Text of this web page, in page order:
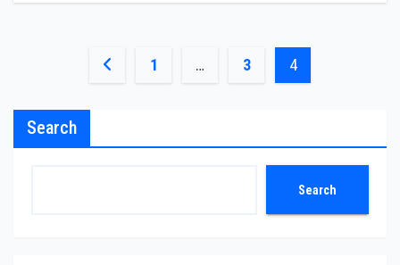
Posts
pagination
1 … 3 4
Search
Search